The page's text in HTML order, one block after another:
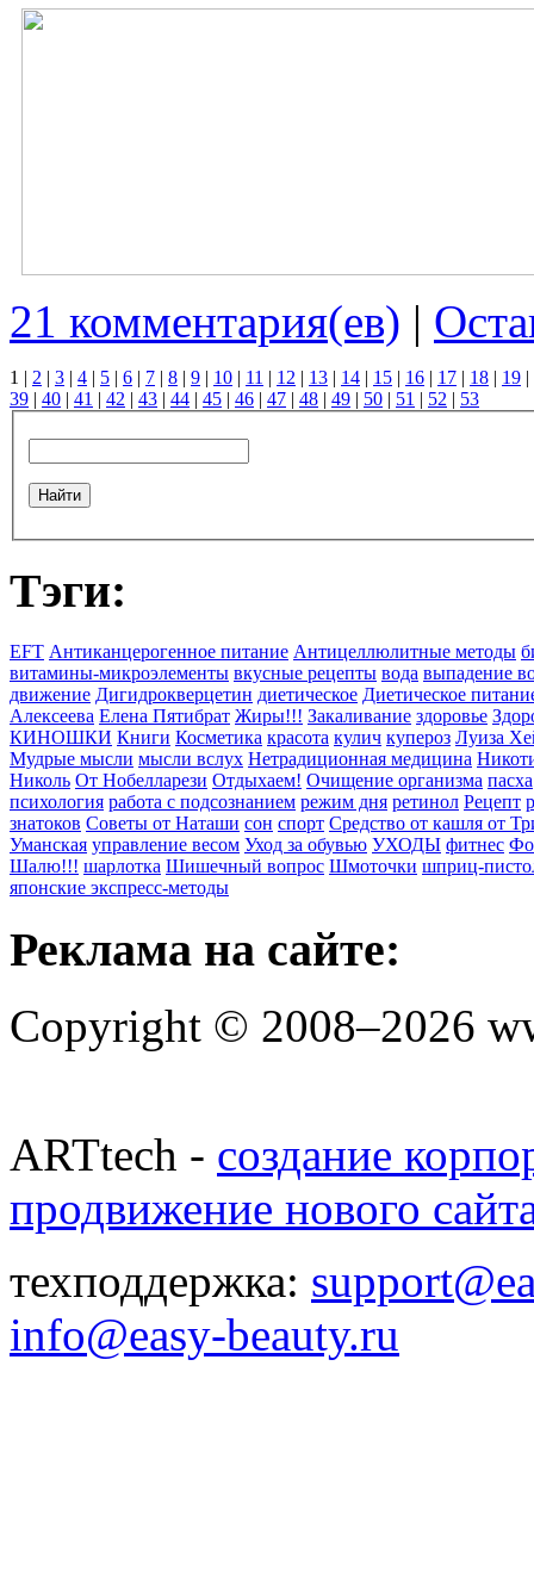
21 комментария(ев) |
1 | 2 | 3 | 4 | 5 | 6 | 7 | 8 | 9 | 10 | 11 | 12 | 13 | 14 | 15 | 16 | 17 | 18 | 19 |
39 | 40 | 41 | 42 | 43 | 44 | 45 | 46 | 47 | 48 | 49 | 50 | 51 | 52 | 53
Тэги:
EFT Антиканцерогенное питание Антицеллюлитные методы
витамины-микроэлементы вкусные рецепты вода выпадение
движение Дигидрокверцетин диетическое Диетическое
Алексеева Елена Пятибрат Жиры!!! Закаливание здоровье
КИНОШКИ Книги Косметика красота кулич купероз Луиза
Мудрые мысли мысли вслух Нетрадиционная медицина
Николь От Нобелларези Отдыхаем! Очищение организма пасха
психология работа с подсознанием режим дня ретинол Рецепт
знатоков Советы от Наташи сон спорт Средство от кашля от
Уманская управление весом Уход за обувью УХОДЫ фитнес
Шалю!!! шарлотка Шишечный вопрос Шмоточки шприц-
японские экспресс-методы
Реклама на сайте:
Copyright © 2008–2026
ARTtech - создание
продвижение нового
техподдержка:
info@easy-beauty.ru